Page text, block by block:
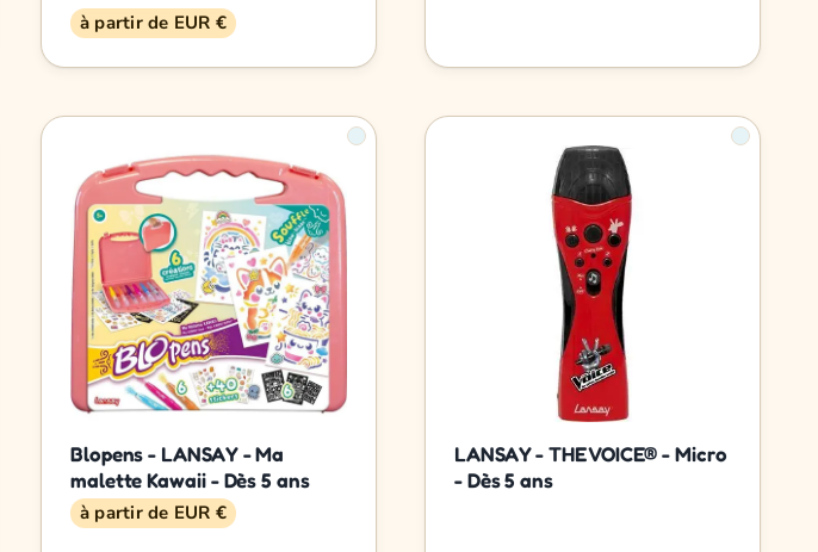
à partir de EUR €
Blopens - LANSAY - Ma
malette Kawaii - Dès 5 ans
à partir de EUR €
LANSAY - THE VOICE® - Micro
- Dès 5 ans